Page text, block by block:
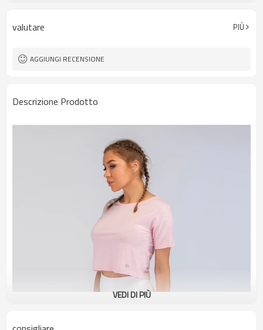
Tutti i tipi di colore
Etichetta e tag Personalizzato
valutare PIÙ
AGGIUNGI RECENSIONE
Descrizione Prodotto
VEDI DI PIÙ